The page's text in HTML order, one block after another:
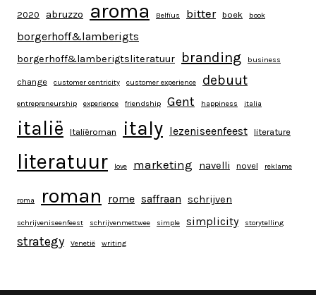
2020 abruzzo aroma Belfius bitter boek book
borgerhoff&lamberigts
borgerhoff&lamberigtsliteratuur branding business
change customer centricity customer experience debuut
entrepreneurship experience friendship Gent happiness italia
italië Italiëroman italy lezeniseenfeest literature
literatuur love marketing navelli novel reklame
roma roman rome saffraan schrijven
schrijveniseenfeest schrijvenmettwee simple simplicity storytelling
strategy Venetië writing